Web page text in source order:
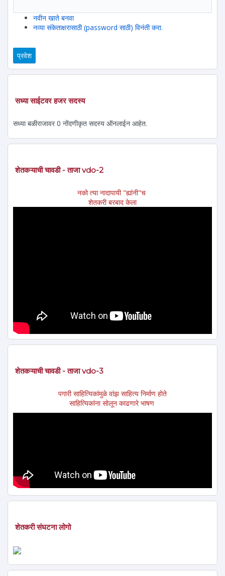
नवीन खाते बनवा
नव्या संकेताक्षरासाठी (password साठी) विनंती करा.
सध्या साईटवर हजर सदस्य
सध्या बळीराजावर 0 नोंदणीकृत सदस्य ऑनलाईन आहेत.
शेतकऱ्याची चावडी - ताजा vdo-2
नको त्या नादापायी "ह्यांनी"च
शेतकरी बरबाद केला
शेतकऱ्याची चावडी - ताजा vdo-3
पगारी साहित्यिकांमुळे वांझ साहित्य निर्माण होते
साहित्यिकांना सोलून काढणारे भाषण
शेतकरी संघटना लोगो